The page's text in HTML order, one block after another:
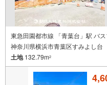
東急田園都市線 「青葉台」駅 バ
神奈川県横浜市青葉区すみよし台
土地132.79m2